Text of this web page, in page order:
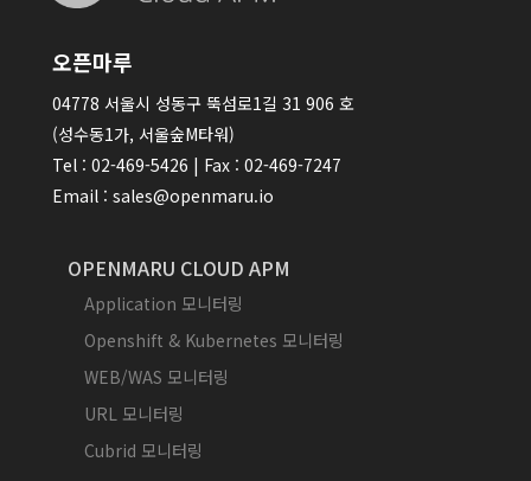
오픈마루
04778 서울시 성동구 뚝섬로1길 31 906 호
(성수동1가, 서울숲M타워)
Tel : 02-469-5426 | Fax : 02-469-7247
Email : sales@openmaru.io
OPENMARU CLOUD APM
Application 모니터링
Openshift & Kubernetes 모니터링
WEB/WAS 모니터링
URL 모니터링
Cubrid 모니터링